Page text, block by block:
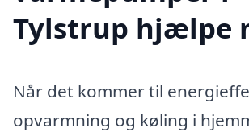
Tylstrup hjælpe
Når det kommer til
opvarmning og køling i